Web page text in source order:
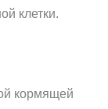
клетки.
кормящей